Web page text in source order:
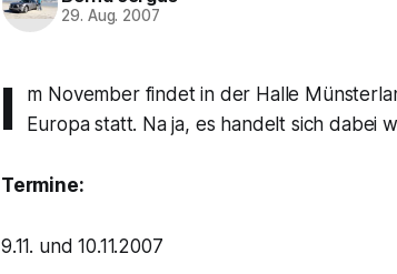
29. Aug. 2007
I
m November findet in der Halle
Europa statt. Na ja, es handelt sich dabei
Termine:
9.11. und 10.11.2007